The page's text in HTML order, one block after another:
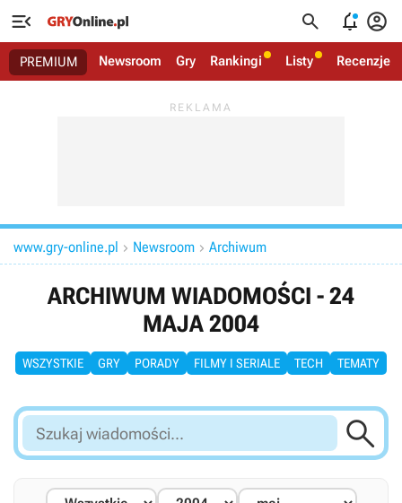
   
PREMIUM Newsroom Gry Rankingi Listy Recenzje
www.gry-online.pl  Newsroom  Archiwum
ARCHIWUM WIADOMOŚCI - 24
MAJA 2004
WSZYSTKIE GRY PORADY FILMY I SERIALE TECH TEMATY
Szukaj
wiadomości...
